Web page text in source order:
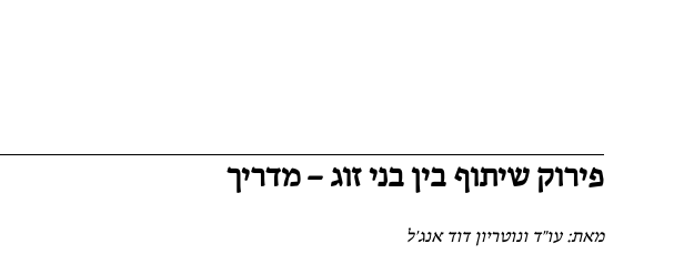
פירוק שיתוף בין בני זוג – מדריך
מאת: עו"ד ונוטריון דוד אנג'ל